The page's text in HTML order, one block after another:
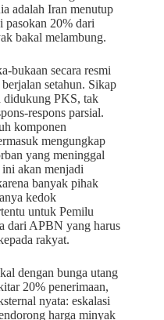
adalah Iran menutup
pasokan 20% dari
bakal melambung.
bukaan secara resmi
setahun. Sikap
didukung PKS, tak
respons parsial.
komponen
mengungkap
yang meninggal
akan menjadi
banyak pihak
kedok
untuk Pemilu
dari APBN yang harus
rakyat.
dengan bunga utang
20% penerimaan,
nyata: eskalasi
harga minyak